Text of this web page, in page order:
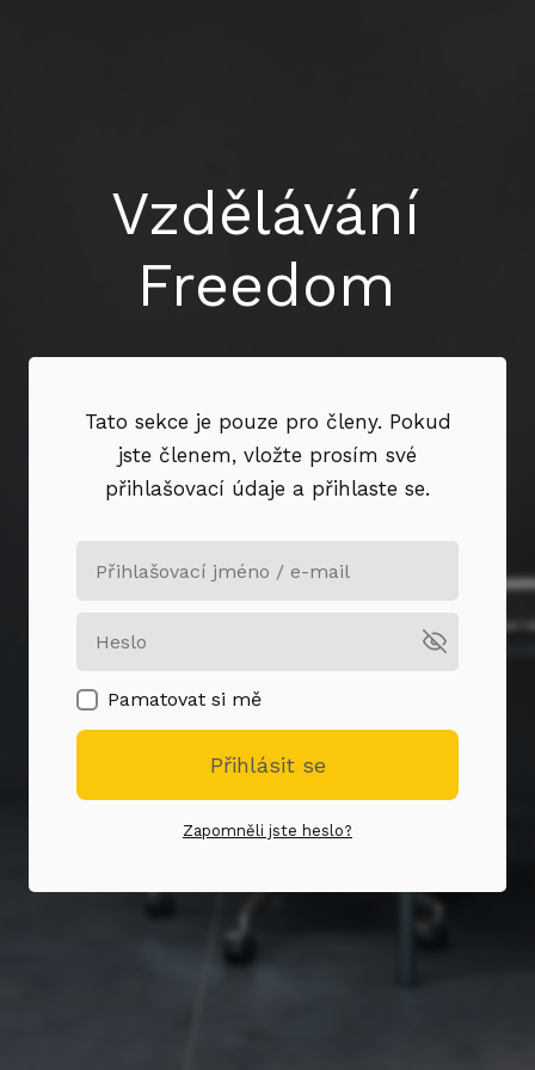
Vzdělávání
Freedom
Tato sekce je pouze pro členy. Pokud
jste členem, vložte prosím své
přihlašovací údaje a přihlaste se.
Pamatovat si mě
Přihlásit se
Zapomněli jste heslo?